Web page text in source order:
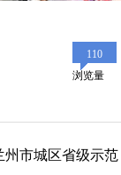
110
浏览量
州市城区省级示范